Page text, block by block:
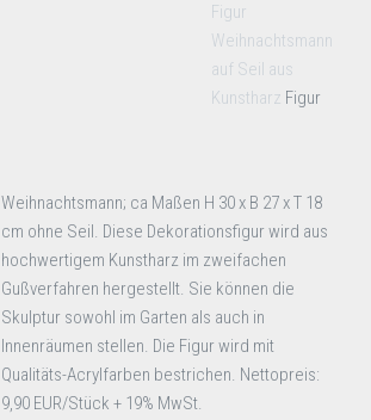
Figur
Weihnachtsmann
auf Seil aus
Kunstharz Figur
Weihnachtsmann; ca Maßen H 30 x B 27 x T 18
cm ohne Seil. Diese Dekorationsfigur wird aus
hochwertigem Kunstharz im zweifachen
Gußverfahren hergestellt. Sie können die
Skulptur sowohl im Garten als auch in
Innenräumen stellen. Die Figur wird mit
Qualitäts-Acrylfarben bestrichen. Nettopreis:
9,90 EUR/Stück + 19% MwSt.